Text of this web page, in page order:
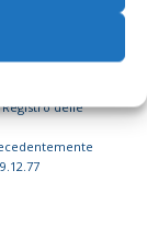
Via Eritrea 21 -
delle